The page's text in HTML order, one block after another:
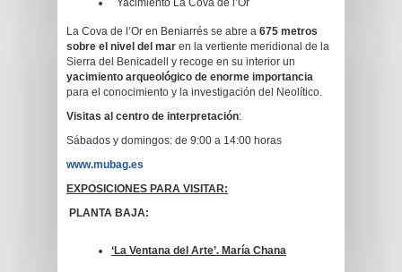
Yacimiento La Cova de l’Or
La Cova de l’Or en Beniarrés se abre a 675 metros
sobre el nivel del mar en la vertiente meridional de la
Sierra del Benicadell y recoge en su interior un
yacimiento arqueológico de enorme importancia
para el conocimiento y la investigación del Neolítico.
Visitas al centro de interpretación:
Sábados y domingos: de 9:00 a 14:00 horas
www.mubag.es
EXPOSICIONES PARA VISITAR:
PLANTA BAJA:
‘La Ventana del Arte’. María Chana